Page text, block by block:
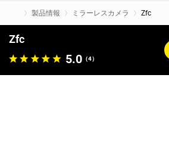
製品情報 ミラーレスカメラ Zfc
Zfc
5.0 （4）